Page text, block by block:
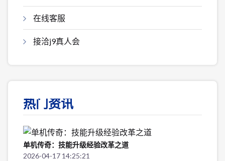
在线客服
接洽j9真人会
热门资讯
单机传奇：技能升级经验改革之道
2026-04-17 14:25:21